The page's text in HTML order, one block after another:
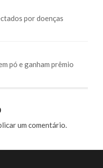
por doenças
pó e ganham prêmio
um comentário.